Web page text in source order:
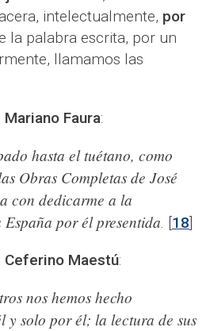
intelectualmente, por
la palabra escrita, por un
llamamos las
Mariano Faura:
hasta el tuétano, como
Obras Completas de José
con dedicarme a la
por él presentida [18]
Ceferino Maestú:
nos hemos hecho
y solo por él; la lectura de sus